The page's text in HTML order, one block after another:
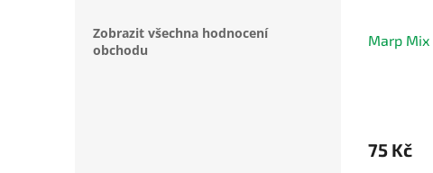
Zobrazit všechna hodnocení
obchodu
Marp
75 Kč